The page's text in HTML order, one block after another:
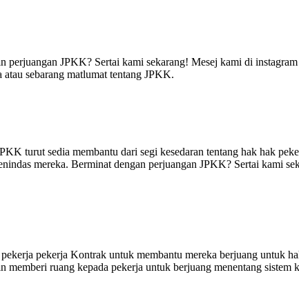
JPKK? Sertai kami sekarang! Mesej kami di
sebarang matlumat tentang JPKK.
turut sedia membantu dari segi kesedaran tentang hak hak
mereka. Berminat dengan perjuangan JPKK? Sertai kami
pekerja Kontrak untuk membantu mereka berjuang untuk
ruang kepada pekerja untuk berjuang menentang sistem